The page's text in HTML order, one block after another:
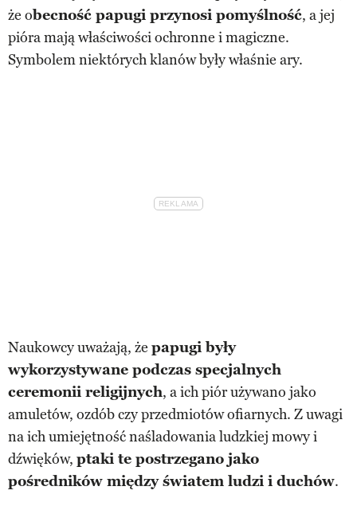
że obecność papugi przynosi pomyślność, a jej
pióra mają właściwości ochronne i magiczne.
Symbolem niektórych klanów były właśnie ary.
Naukowcy uważają, że papugi były
wykorzystywane podczas specjalnych
ceremonii religijnych, a ich piór używano jako
amuletów, ozdób czy przedmiotów ofiarnych. Z uwagi
na ich umiejętność naśladowania ludzkiej mowy i
dźwięków, ptaki te postrzegano jako
pośredników między światem ludzi i duchów.